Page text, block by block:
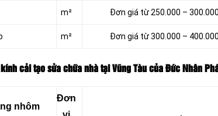
m² Đơn giá từ 250.000 –
m² Đơn giá từ 300.000 –
cải tạo sửa chữa nhà tại Vũng Tàu của Đức Nhân
nhôm
Đơn